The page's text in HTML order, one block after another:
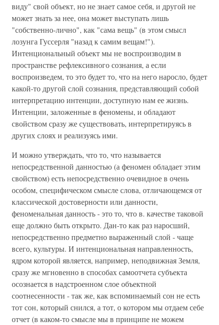
виду" свой объект, но не знает самое себя, и другой не
может знать за нее, она может выступать лишь
"собственно-лично", как "сама вещь" (в этом смысл
лозунга Гуссерля "назад к самим вещам!").
Интенциональный объект мы не воспроизводим в
пространстве рефлексивного сознания, а если
воспроизведем, то это будет то, что на него наросло, будет
какой-то другой слой сознания, представляющий собой
интерпретацию интенции, доступную нам ее жизнь.
Интенции, заложенные в феномены, и обладают
свойством сразу же существовать, интерпретируясь в
других слоях и реализуясь ими.
И можно утверждать, что то, что называется
непосредственной данностью (а феномен обладает этим
свойством) есть непосредственно очевидное в очень
особом, специфическом смысле слова, отличающемся от
классической достоверности или данности,
феноменальная данность - это то, что в. качестве таковой
еще должно быть открыто. Дан-то как раз наросший,
непосредственно предметно выраженный слой - чаще
всего, культуры. И интенциональная направленность,
ядром которой является, например, неподвижная Земля,
сразу же мгновенно в способах самоотчета субъекта
осознается в надстроенном слое объектной
соотнесенности - так же, как вспоминаемый сон не есть
тот сон, который снился, а тот, о котором мы отдаем себе
отчет (в каком-то смысле мы в принципе не можем